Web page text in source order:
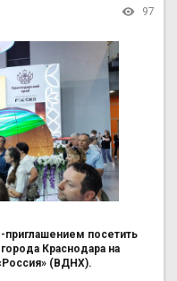
97
посетить
Краснодара на
(ВДНХ).